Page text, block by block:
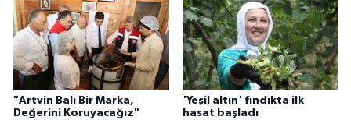
"Artvin Balı Bir Marka,
Değerini Koruyacağız"
'Yeşil altın' fındıkta ilk
hasat başladı